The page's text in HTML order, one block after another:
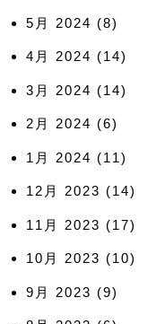
5月 2024 (8)
4月 2024 (14)
3月 2024 (14)
2月 2024 (6)
1月 2024 (11)
12月 2023 (14)
11月 2023 (17)
10月 2023 (10)
9月 2023 (9)